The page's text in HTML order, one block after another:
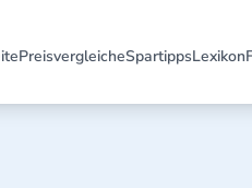
PreisvergleicheSpartippsLexikon